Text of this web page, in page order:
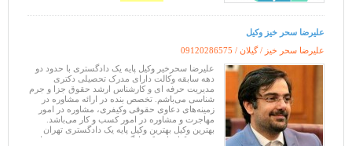
علیرضا سحر خیز وکیل
علیرضا سحر خیز / گیلان / 09120286575
علیرضا سحرخیر وکیل پایه یک دادگستری با حدود دو
دهه سابقه وکالت دارای مدرک تحصیلی دکتری
مدیریت حرفه ای و کارشناس ارشد حقوق جزا و جرم
شناسی می‌باشم. تخصص بنده در ارائه مشاوره در
زمینه‌های دعاوی حقوقی و‌کیفری، مشاوره در امور
مهاجرت و مشاوره در امور کسب و کار می‌باشد.
بهترین وکیل بهترین وکیل پایه یک دادگستری تهران
بهترین وکیل پایه یک دادگستری رشت متخصص و با